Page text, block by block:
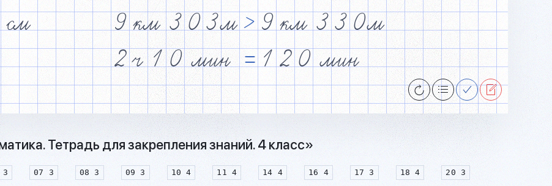
см 9 км 3 0 3м > 9 км 3 3 0м
2 ч 1 0 мин = 1 2 0 мин
Тетрадь для закрепления знаний. 4 класс»
3 07 3 08 3 09 3 10 4 11 4 14 4 16 4 17 3 18 4 20 3